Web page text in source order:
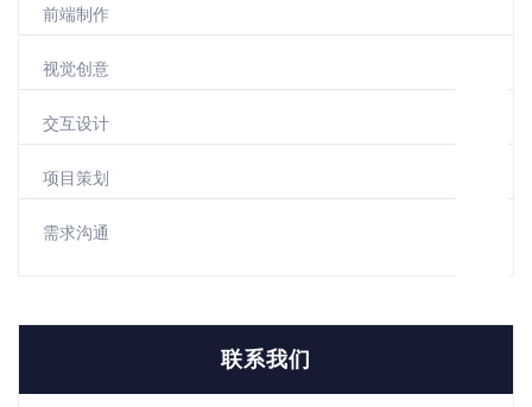
前端制作
视觉创意
交互设计
项目策划
需求沟通
联系我们